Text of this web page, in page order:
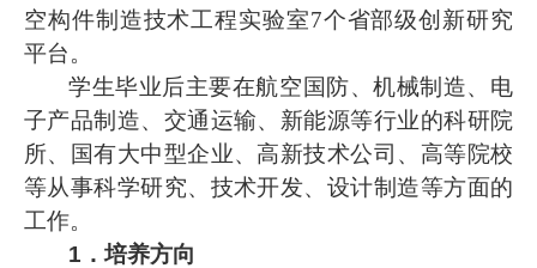
空构件制造技术工程实验室7个省部级创新研究
平台。
学生毕业后主要在航空国防、机械制造、电
子产品制造、交通运输、新能源等行业的科研院
所、国有大中型企业、高新技术公司、高等院校
等从事科学研究、技术开发、设计制造等方面的
工作。
1．培养方向